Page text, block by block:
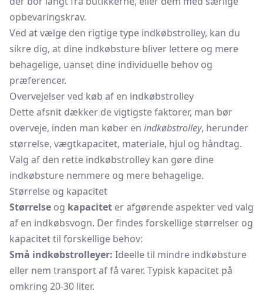
opbevaringskrav.
Ved at vælge den rigtige type indkøbstrolley, kan du
sikre dig, at dine indkøbsture bliver lettere og mere
behagelige, uanset dine individuelle behov og
præferencer.
Overvejelser ved køb af en indkøbstrolley
Dette afsnit dækker de vigtigste faktorer, man bør
overveje, inden man køber en indkøbstrolley, herunder
størrelse, vægtkapacitet, materiale, hjul og håndtag.
Valg af den rette indkøbstrolley kan gøre dine
indkøbsture nemmere og mere behagelige.
Størrelse og kapacitet
Størrelse og kapacitet er afgørende aspekter ved valg
af en indkøbsvogn. Der findes forskellige størrelser og
kapacitet til forskellige behov:
Små indkøbstrolleyer: Ideelle til mindre indkøbsture
eller nem transport af få varer. Typisk kapacitet på
omkring 20-30 liter.